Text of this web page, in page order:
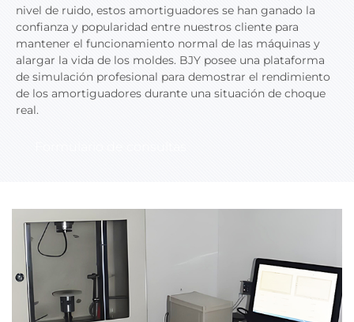
nivel de ruido, estos amortiguadores se han ganado la
confianza y popularidad entre nuestros cliente para
mantener el funcionamiento normal de las máquinas y
alargar la vida de los moldes. BJY posee una plataforma
de simulación profesional para demostrar el rendimiento
de los amortiguadores durante una situación de choque
real.